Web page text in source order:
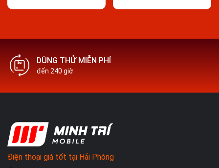
DÙNG THỬ MIỄN PHÍ
đến 240 giờ
Điện thoại giá tốt tại Hải Phòng